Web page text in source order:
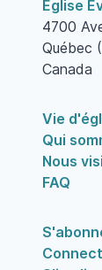
Église
4700
Québec
Canada
Vie
Qui
Nous
FAQ